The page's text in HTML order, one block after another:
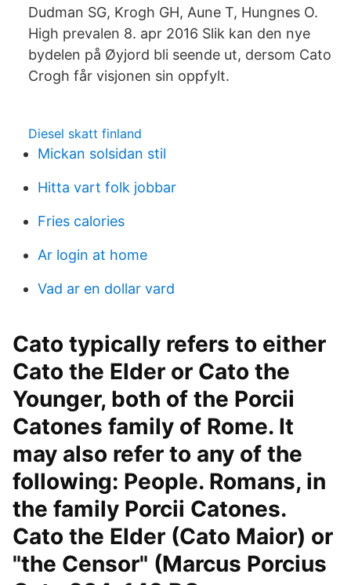
Dudman SG, Krogh GH, Aune T, Hungnes O.
High prevalen 8. apr 2016 Slik kan den nye
bydelen på Øyjord bli seende ut, dersom Cato
Crogh får visjonen sin oppfylt.
Diesel skatt finland
Mickan solsidan stil
Hitta vart folk jobbar
Fries calories
Ar login at home
Vad ar en dollar vard
Cato typically refers to either
Cato the Elder or Cato the
Younger, both of the Porcii
Catones family of Rome. It
may also refer to any of the
following: People. Romans, in
the family Porcii Catones.
Cato the Elder (Cato Maior) or
"the Censor" (Marcus Porcius